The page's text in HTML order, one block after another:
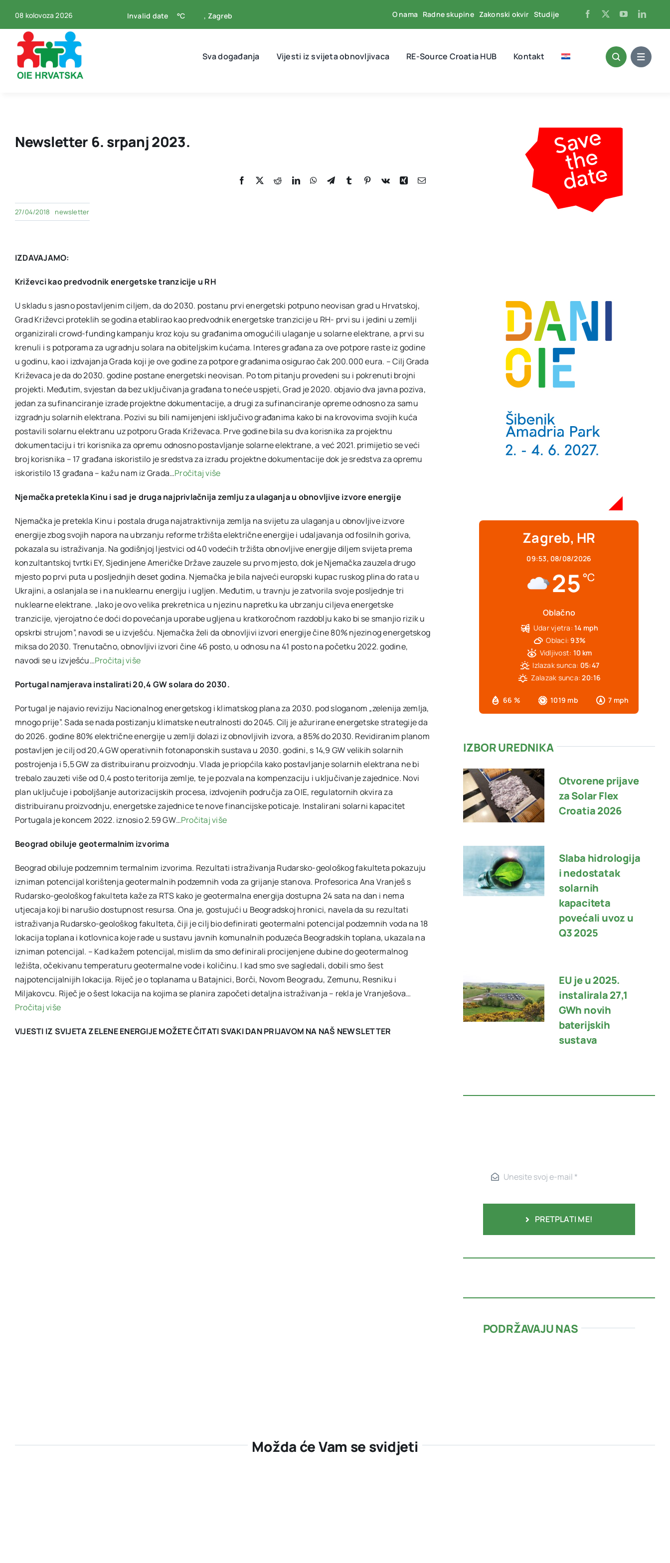
content
08 kolovoza 2026 Invalid date °C , Zagreb O nama Radne skupine Zakonski okvir Studije
Sva događanja Vijesti iz svijeta obnovljivaca RE-Source Croatia HUB Kontakt
Newsletter 6. srpanj 2023.
27/04/2018 newsletter
IZDAVAJAMO:
Križevci kao predvodnik energetske tranzicije u RH
U skladu s jasno postavljenim ciljem, da do 2030. postanu prvi energetski potpuno neovisan grad u Hrvatskoj,
Grad Križevci proteklih se godina etablirao kao predvodnik energetske tranzicije u RH- prvi su i jedini u zemlji
organizirali crowd-funding kampanju kroz koju su građanima omogućili ulaganje u solarne elektrane, a prvi su
krenuli i s potporama za ugradnju solara na obiteljskim kućama. Interes građana za ove potpore raste iz godine
u godinu, kao i izdvajanja Grada koji je ove godine za potpore građanima osigurao čak 200.000 eura. – Cilj Grada
Križevaca je da do 2030. godine postane energetski neovisan. Po tom pitanju provedeni su i pokrenuti brojni
projekti. Međutim, svjestan da bez uključivanja građana to neće uspjeti, Grad je 2020. objavio dva javna poziva,
jedan za sufinanciranje izrade projektne dokumentacije, a drugi za sufinanciranje opreme odnosno za samu
izgradnju solarnih elektrana. Pozivi su bili namijenjeni isključivo građanima kako bi na krovovima svojih kuća
postavili solarnu elektranu uz potporu Grada Križevaca. Prve godine bila su dva korisnika za projektnu
dokumentaciju i tri korisnika za opremu odnosno postavljanje solarne elektrane, a već 2021. primijetio se veći
broj korisnika – 17 građana iskoristilo je sredstva za izradu projektne dokumentacije dok je sredstva za opremu
iskoristilo 13 građana – kažu nam iz Grada…Pročitaj više
Njemačka pretekla Kinu i sad je druga najprivlačnija zemlju za ulaganja u obnovljive izvore energije
Njemačka je pretekla Kinu i postala druga najatraktivnija zemlja na svijetu za ulaganja u obnovljive izvore
energije zbog svojih napora na ubrzanju reforme tržišta električne energije i udaljavanja od fosilnih goriva,
pokazala su istraživanja. Na godišnjoj ljestvici od 40 vodećih tržišta obnovljive energije diljem svijeta prema
konzultantskoj tvrtki EY, Sjedinjene Američke Države zauzele su prvo mjesto, dok je Njemačka zauzela drugo
mjesto po prvi puta u posljednjih deset godina. Njemačka je bila najveći europski kupac ruskog plina do rata u
Ukrajini, a oslanjala se i na nuklearnu energiju i ugljen. Međutim, u travnju je zatvorila svoje posljednje tri
nuklearne elektrane. „Iako je ovo velika prekretnica u njezinu napretku ka ubrzanju ciljeva energetske
tranzicije, vjerojatno će doći do povećanja uporabe ugljena u kratkoročnom razdoblju kako bi se smanjio rizik u
opskrbi strujom”, navodi se u izvješću. Njemačka želi da obnovljivi izvori energije čine 80% njezinog energetskog
miksa do 2030. Trenutačno, obnovljivi izvori čine 46 posto, u odnosu na 41 posto na početku 2022. godine,
navodi se u izvješću…Pročitaj više
Portugal namjerava instalirati 20,4 GW solara do 2030.
Portugal je najavio reviziju Nacionalnog energetskog i klimatskog plana za 2030. pod sloganom „zelenija zemlja,
mnogo prije”. Sada se nada postizanju klimatske neutralnosti do 2045. Cilj je ažurirane energetske strategije da
do 2026. godine 80% električne energije u zemlji dolazi iz obnovljivih izvora, a 85% do 2030. Revidiranim planom
postavljen je cilj od 20,4 GW operativnih fotonaponskih sustava u 2030. godini, s 14,9 GW velikih solarnih
postrojenja i 5,5 GW za distribuiranu proizvodnju. Vlada je priopćila kako postavljanje solarnih elektrana ne bi
trebalo zauzeti više od 0,4 posto teritorija zemlje, te je pozvala na kompenzaciju i uključivanje zajednice. Novi
plan uključuje i poboljšanje autorizacijskih procesa, izdvojenih područja za OIE, regulatornih okvira za
distribuiranu proizvodnju, energetske zajednice te nove financijske poticaje. Instalirani solarni kapacitet
Portugala je koncem 2022. iznosio 2.59 GW…Pročitaj više
Beograd obiluje geotermalnim izvorima
Beograd obiluje podzemnim termalnim izvorima. Rezultati istraživanja Rudarsko-geološkog fakulteta pokazuju
izniman potencijal korištenja geotermalnih podzemnih voda za grijanje stanova. Profesorica Ana Vranješ s
Rudarsko-geološkog fakulteta kaže za RTS kako je geotermalna energija dostupna 24 sata na dan i nema
utjecaja koji bi narušio dostupnost resursa. Ona je, gostujući u Beogradskoj hronici, navela da su rezultati
istraživanja Rudarsko-geološkog fakulteta, čiji je cilj bio definirati geotermalni potencijal podzemnih voda na 18
lokacija toplana i kotlovnica koje rade u sustavu javnih komunalnih poduzeća Beogradskih toplana, ukazala na
izniman potencijal. – Kad kažem potencijal, mislim da smo definirali procijenjene dubine do geotermalnog
ležišta, očekivanu temperaturu geotermalne vode i količinu. I kad smo sve sagledali, dobili smo šest
najpotencijalnijih lokacija. Riječ je o toplanama u Batajnici, Borči, Novom Beogradu, Zemunu, Resniku i
Miljakovcu. Riječ je o šest lokacija na kojima se planira započeti detaljna istraživanja – rekla je Vranješova…
Pročitaj više
VIJESTI IZ SVIJETA ZELENE ENERGIJE MOŽETE ČITATI SVAKI DAN PRIJAVOM NA NAŠ NEWSLETTER
Zagreb, HR
09:53, 08/08/2026
25 °C
Oblačno
66 % 1019 mb 7 mph
Udar vjetra: 14 mph
Oblaci: 93%
Vidljivost: 10 km
Izlazak sunca: 05:47
Zalazak sunca: 20:16
IZBOR UREDNIKA
Otvorene prijave
za Solar Flex
Croatia 2026
Slaba hidrologija
i nedostatak
solarnih
kapaciteta
povećali uvoz u
Q3 2025
EU je u 2025.
instalirala 27,1
GWh novih
baterijskih
sustava
PRETPLATI ME!
PODRŽAVAJU NAS
Možda će Vam se svidjeti